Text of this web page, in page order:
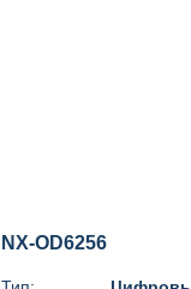
NX-OD6256